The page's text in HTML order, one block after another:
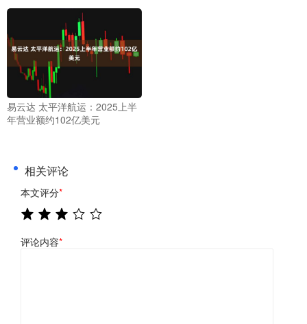
易云达 太平洋航运：2025上半
年营业额约102亿美元
相关评论
本文评分*
评论内容*